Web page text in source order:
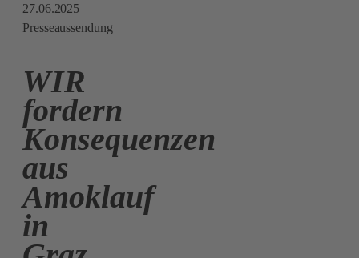
27.06.2025
Presseaussendung
WIR
fordern
Konsequenzen
aus
Amoklauf
in